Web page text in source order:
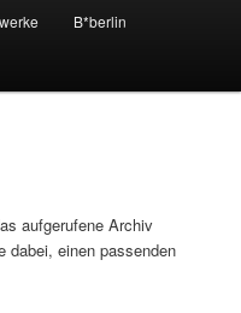
B*berlin
aufgerufene Archiv
dabei, einen passenden